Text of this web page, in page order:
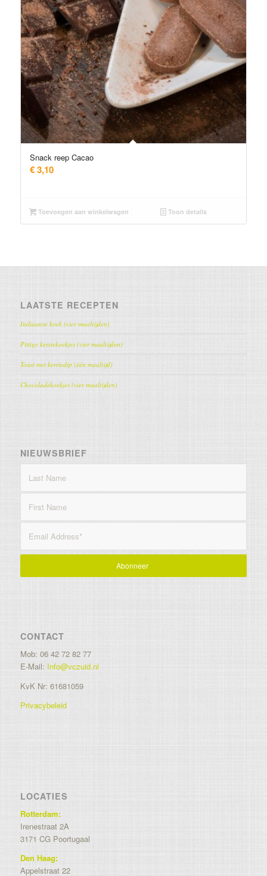
Snack reep Cacao
€3,10
Toevoegen aan winkelwagen Toon details
LAATSTE RECEPTEN
Italiaanse koek (vier maaltijden)
Pittige kerriekoekjes (vier maaltijden)
Toast met kerriedip (één maaltijd)
Chocoladekoekjes (vier maaltijden)
NIEUWSBRIEF
CONTACT
Mob: 06 42 72 82 77
E-Mail: Info@vczuid.nl
KvK Nr: 61681059
Privacybeleid
LOCATIES
Rotterdam:
Irenestraat 2A
3171 CG Poortugaal
Den Haag:
Appelstraat 22